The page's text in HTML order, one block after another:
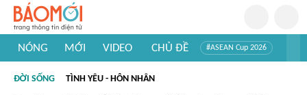
NÓNG MỚI VIDEO CHỦ ĐỀ #ASEAN Cup 2026
#Khám phá thế giới
ĐỜI SỐNG TÌNH YÊU - HÔN NHÂN